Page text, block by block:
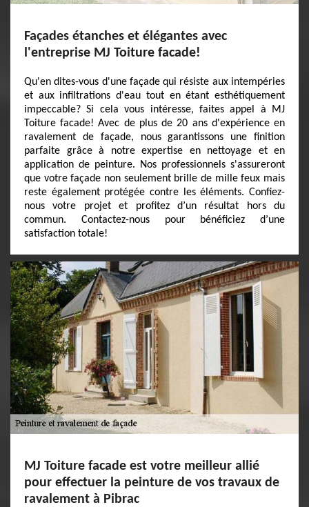
Façades étanches et élégantes avec
l'entreprise MJ Toiture facade!
Qu'en dites-vous d'une façade qui résiste aux intempéries
et aux infiltrations d'eau tout en étant esthétiquement
impeccable? Si cela vous intéresse, faites appel à MJ
Toiture facade! Avec de plus de 20 ans d'expérience en
ravalement de façade, nous garantissons une finition
parfaite grâce à notre expertise en nettoyage et en
application de peinture. Nos professionnels s'assureront
que votre façade non seulement brille de mille feux mais
reste également protégée contre les éléments. Confiez-
nous votre projet et profitez d’un résultat hors du
commun. Contactez-nous pour bénéficiez d’une
satisfaction totale!
MJ Toiture facade est votre meilleur allié
pour effectuer la peinture de vos travaux de
ravalement à Pibrac